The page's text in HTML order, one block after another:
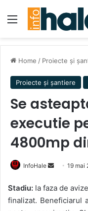
Menu
Home / Proiecte și
Proiecte și șantiere
Se
executie
4800mp
InfoHale
Send
email
19 mai
Stadiu: la faza de
finalizat. Beneficiarul